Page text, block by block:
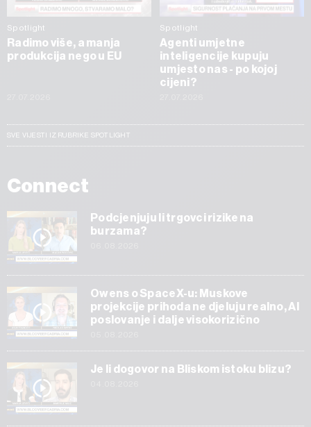
Spotlight
Radimo više, a manja
produkcija nego u EU
Spotlight
Agenti umjetne
inteligencije kupuju
umjesto nas - po kojoj
cijeni?
SVE VIJESTI IZ RUBRIKE SPOTLIGHT
Connect
Podcjenjuju li trgovci rizike na
burzama?
Owens o SpaceX-u: Muskove
projekcije prihoda ne djeluju realno, AI
poslovanje i dalje visokorizično
Je li dogovor na Bliskom istoku blizu?